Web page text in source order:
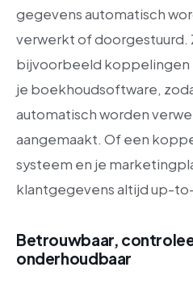
gegevens automatisch
verwerkt of doorgestuurd.
bijvoorbeeld koppelingen
je boekhoudsoftware,
automatisch worden
aangemaakt. Of een
systeem en je
klantgegevens altijd up-
Betrouwbaar,
onderhoudbaar